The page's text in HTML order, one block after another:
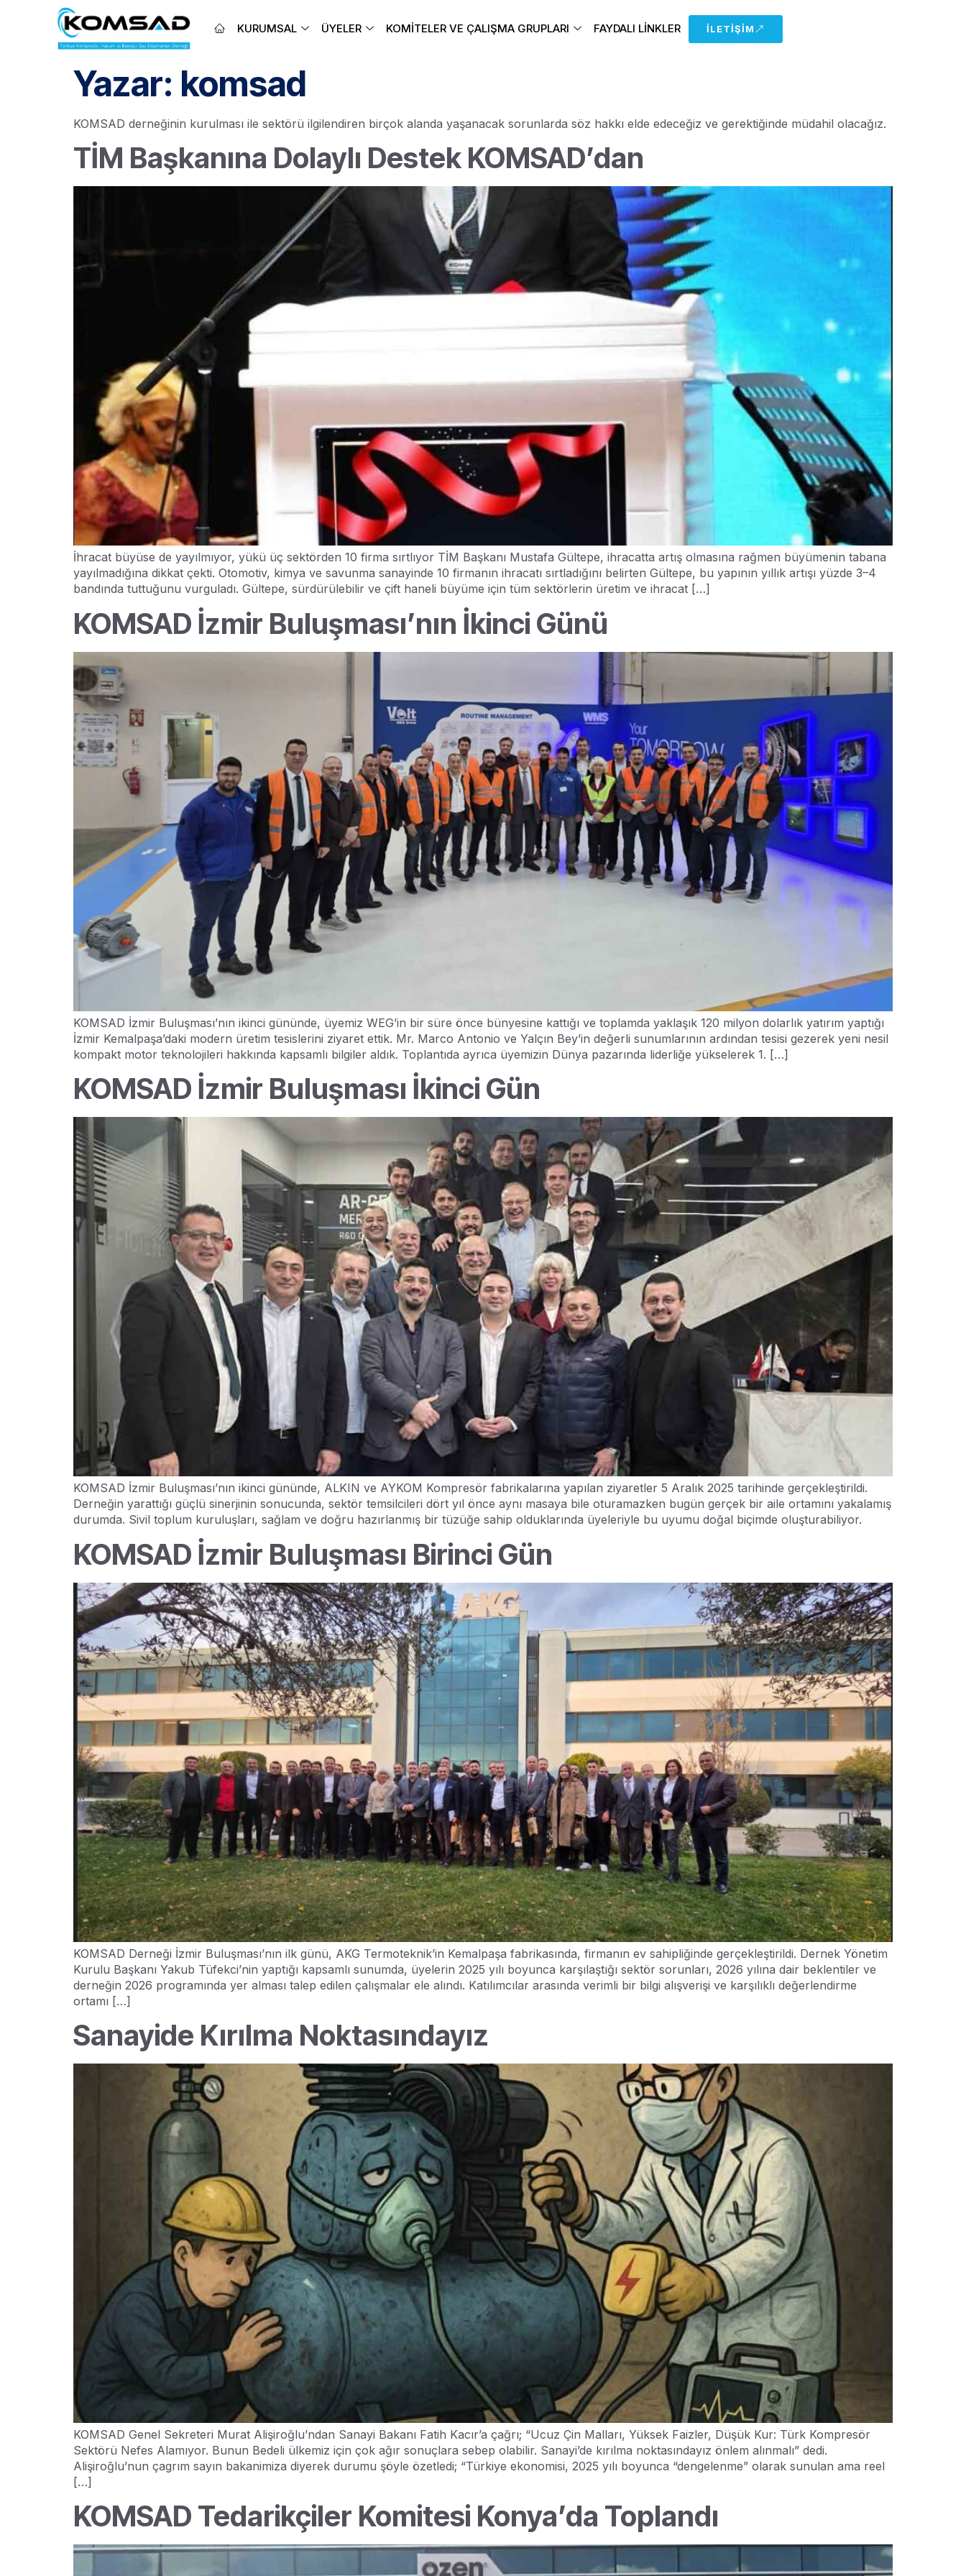
KURUMSAL ÜYELER KOMITELER VE ÇALIŞMA GRUPLARI FAYDALI LINKLER İLETIŞIM
Yazar: komsad
KOMSAD derneğinin kurulması ile sektörü ilgilendiren birçok alanda yaşanacak sorunlarda söz hakkı elde edeceğiz ve gerektiğinde müdahil olacağız.
TİM Başkanına Dolaylı Destek KOMSAD’dan
İhracat büyüse de yayılmıyor, yükü üç sektörden 10 firma sırtlıyor TİM Başkanı Mustafa Gültepe, ihracatta artış olmasına rağmen büyümenin tabana
yayılmadığına dikkat çekti. Otomotiv, kimya ve savunma sanayinde 10 firmanın ihracatı sırtladığını belirten Gültepe, bu yapının yıllık artışı yüzde 3–4
bandında tuttuğunu vurguladı. Gültepe, sürdürülebilir ve çift haneli büyüme için tüm sektörlerin üretim ve ihracat […]
KOMSAD İzmir Buluşması’nın İkinci Günü
KOMSAD İzmir Buluşması’nın ikinci gününde, üyemiz WEG’in bir süre önce bünyesine kattığı ve toplamda yaklaşık 120 milyon dolarlık yatırım yaptığı
İzmir Kemalpaşa’daki modern üretim tesislerini ziyaret ettik. Mr. Marco Antonio ve Yalçın Bey’in değerli sunumlarının ardından tesisi gezerek yeni nesil
kompakt motor teknolojileri hakkında kapsamlı bilgiler aldık. Toplantıda ayrıca üyemizin Dünya pazarında liderliğe yükselerek 1. […]
KOMSAD İzmir Buluşması İkinci Gün
KOMSAD İzmir Buluşması’nın ikinci gününde, ALKIN ve AYKOM Kompresör fabrikalarına yapılan ziyaretler 5 Aralık 2025 tarihinde gerçekleştirildi.
Derneğin yarattığı güçlü sinerjinin sonucunda, sektör temsilcileri dört yıl önce aynı masaya bile oturamazken bugün gerçek bir aile ortamını yakalamış
durumda. Sivil toplum kuruluşları, sağlam ve doğru hazırlanmış bir tüzüğe sahip olduklarında üyeleriyle bu uyumu doğal biçimde oluşturabiliyor.
KOMSAD İzmir Buluşması Birinci Gün
KOMSAD Derneği İzmir Buluşması’nın ilk günü, AKG Termoteknik’in Kemalpaşa fabrikasında, firmanın ev sahipliğinde gerçekleştirildi. Dernek Yönetim
Kurulu Başkanı Yakub Tüfekci’nin yaptığı kapsamlı sunumda, üyelerin 2025 yılı boyunca karşılaştığı sektör sorunları, 2026 yılına dair beklentiler ve
derneğin 2026 programında yer alması talep edilen çalışmalar ele alındı. Katılımcılar arasında verimli bir bilgi alışverişi ve karşılıklı değerlendirme
ortamı […]
Sanayide Kırılma Noktasındayız
KOMSAD Genel Sekreteri Murat Alişiroğlu’ndan Sanayi Bakanı Fatih Kacır’a çağrı; “Ucuz Çin Malları, Yüksek Faizler, Düşük Kur: Türk Kompresör
Sektörü Nefes Alamıyor. Bunun Bedeli ülkemiz için çok ağır sonuçlara sebep olabilir. Sanayi’de kırılma noktasındayız önlem alınmalı” dedi.
Alişiroğlu’nun çagrım sayın bakanimiza diyerek durumu şöyle özetledi; “Türkiye ekonomisi, 2025 yılı boyunca “dengelenme” olarak sunulan ama reel
[…]
KOMSAD Tedarikçiler Komitesi Konya’da Toplandı